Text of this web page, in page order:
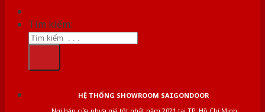
Tìm kiếm:
HỆ THỐNG SHOWROOM SAIGONDOOR